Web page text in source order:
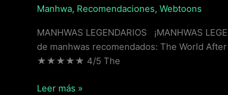
Manhwa, Recomendaciones, Webtoons
MANHWAS LEGENDARIOS ¡MANHWAS
de manhwas recomendados: The World
★★★★★ 4/5 The
Leer más »